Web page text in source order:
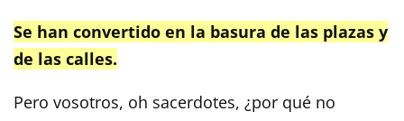
Se han convertido en la basura de las plazas y
de las calles.
Pero vosotros, oh sacerdotes, ¿por qué no